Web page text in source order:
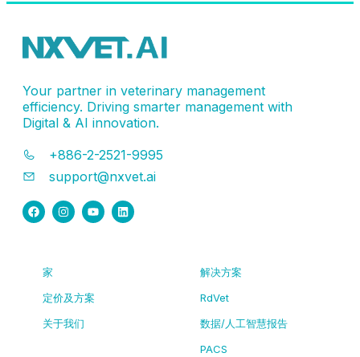
Your partner in veterinary management
efficiency. Driving smarter management with
Digital & AI innovation.
+886-2-2521-9995
support@nxvet.ai
家
定价及方案
关于我们
解决方案
RdVet
数据/人工智慧报告
PACS